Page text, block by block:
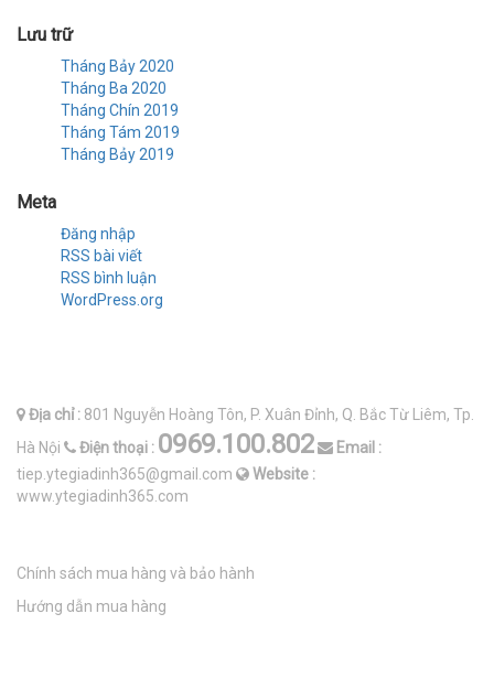
Lưu trữ
Tháng Bảy 2020
Tháng Ba 2020
Tháng Chín 2019
Tháng Tám 2019
Tháng Bảy 2019
Meta
Đăng nhập
RSS bài viết
RSS bình luận
WordPress.org
Địa chỉ : 801 Nguyễn Hoàng Tôn, P. Xuân Đỉnh, Q. Bắc Từ Liêm, Tp.
Hà Nội
Điện thoại : 0969.100.802
Email :
tiep.ytegiadinh365@gmail.com
Website :
www.ytegiadinh365.com
Chính sách mua hàng và bảo hành
Hướng dẫn mua hàng